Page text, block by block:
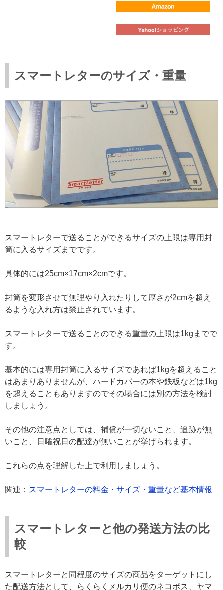
スマートレターのサイズ・重量
スマートレターで送ることができるサイズの上限は専用封
筒に入るサイズまでです。
具体的には25cm×17cm×2cmです。
封筒を変形させて無理やり入れたりして厚さが2cmを超え
るような入れ方は禁止されています。
スマートレターで送ることのできる重量の上限は1kgまでで
す。
基本的には専用封筒に入るサイズであれば1kgを超えること
はあまりありませんが、ハードカバーの本や鉄板などは1kg
を超えることもありますのでその場合には別の方法を検討
しましょう。
その他の注意点としては、補償が一切ないこと、追跡が無
いこと、日曜祝日の配達が無いことが挙げられます。
これらの点を理解した上で利用しましょう。
関連： スマートレターの料金・サイズ・重量など基本情報
スマートレターと他の発送方法の比
較
スマートレターと同程度のサイズの商品をターゲットにし
た配送方法として、らくらくメルカリ便のネコポス、ヤマ